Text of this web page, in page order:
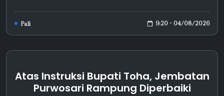
Pali 9:20 - 04/08/2026
Atas Instruksi Bupati Toha, Jembatan
Purwosari Rampung Diperbaiki